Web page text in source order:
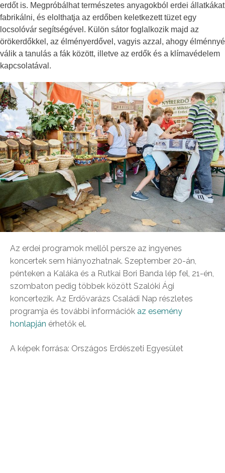
erdőt is. Megpróbálhat természetes anyagokból erdei állatkákat
fabrikálni, és elolthatja az erdőben keletkezett tüzet egy
locsolóvár segítségével. Külön sátor foglalkozik majd az
örökerdőkkel, az élményerdővel, vagyis azzal, ahogy élménnyé
válik a tanulás a fák között, illetve az erdők és a klímavédelem
kapcsolatával.
Az erdei programok mellől persze az ingyenes
koncertek sem hiányozhatnak. Szeptember 20-án,
pénteken a Kaláka és a Rutkai Bori Banda lép fel, 21-én,
szombaton pedig többek között Szalóki Ági
koncertezik. Az Erdővarázs Családi Nap részletes
programja és további információk az esemény
honlapján érhetők el.
A képek forrása: Országos Erdészeti Egyesület